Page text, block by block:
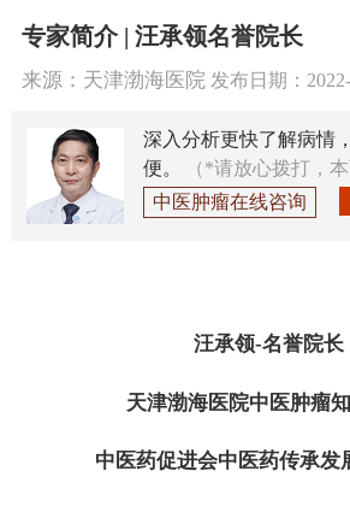
专家简介 | 汪承领名誉院长
来源：天津渤海医院 发布日期：
深入分析更快了解病情
便。
（*请放心拨打，
中医肿瘤在线咨询
汪承领-名誉院长
天津渤海医院中医肿瘤
中医药促进会中医药传承发